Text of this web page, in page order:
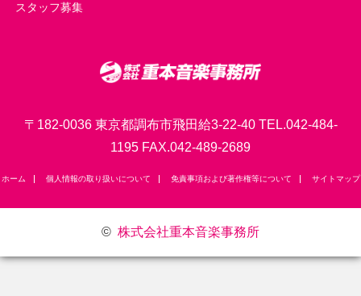
スタッフ募集
〒182-0036 東京都調布市飛田給3-22-40 TEL.042-484-
1195 FAX.042-489-2689
ホーム 個人情報の取り扱いについて 免責事項および著作権等について サイトマップ
© 株式会社重本音楽事務所